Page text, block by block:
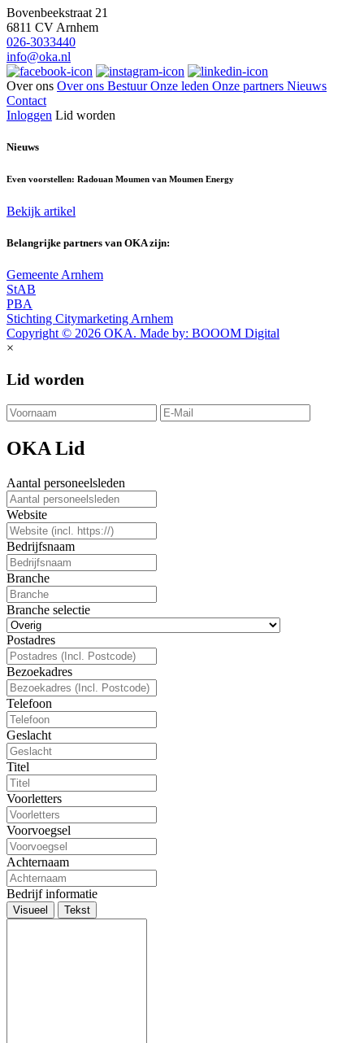
Bovenbeekstraat 21
6811 CV Arnhem
026-3033440
info@oka.nl
Over ons Over ons BestuurOnze leden Onze partners Nieuws
Contact
Inloggen Lid worden
Nieuws
Even voorstellen: Radouan Moumen van Moumen Energy
Bekijk artikel
Belangrijke partners van OKA zijn:
Gemeente Arnhem
StAB
PBA
Stichting Citymarketing Arnhem
Copyright © 2026 OKA. Made by: BOOOM Digital
×
Lid worden
OKA Lid
Aantal personeelsleden
Website
Bedrijfsnaam
Branche
Branche selectie
Postadres
Bezoekadres
Telefoon
Geslacht
Titel
Voorletters
Voorvoegsel
Achternaam
Bedrijf informatie
Visueel Tekst